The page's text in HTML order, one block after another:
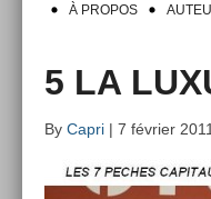
À PROPOS
5 LA
By Capri | 7 février